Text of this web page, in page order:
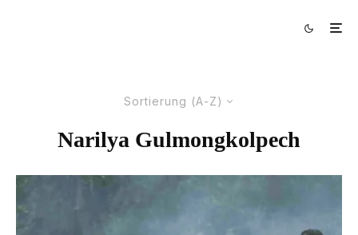
Sortierung (A-Z)
Narilya Gulmongkolpech